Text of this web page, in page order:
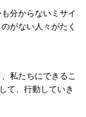
分からないミサイ
がない人々がたく
私たちにできるこ
て、行動していき